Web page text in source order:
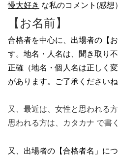
慢大好き な私のコメント(感想
【お名前】
合格者を中心に、出場者の【
す。地名・人名は、聞き取り
正確（地名・個人名は正しく
があります。ご了承くださいね
又、最近は、女性と思われる
思われる方は、カタカナ で書
又、出場者の【合格者名」に